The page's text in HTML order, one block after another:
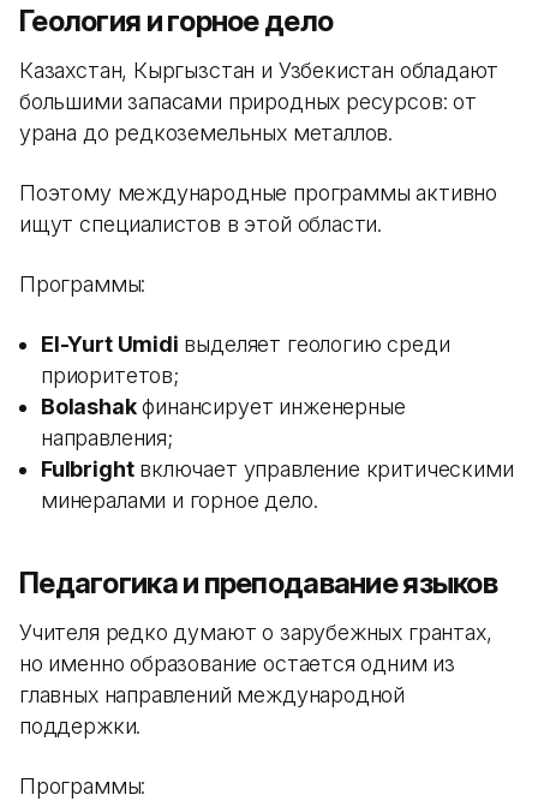
Геология и горное дело
Казахстан, Кыргызстан и Узбекистан обладают
большими запасами природных ресурсов: от
урана до редкоземельных металлов.
Поэтому международные программы активно
ищут специалистов в этой области.
Программы:
El-Yurt Umidi выделяет геологию среди
приоритетов;
Bolashakфинансирует инженерные
направления;
Fulbrightвключает управление критическими
минералами и горное дело.
Педагогика и преподавание языков
Учителя редко думают о зарубежных грантах,
но именно образование остается одним из
главных направлений международной
поддержки.
Программы: